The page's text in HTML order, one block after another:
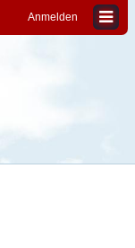
Anmelden